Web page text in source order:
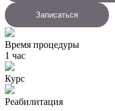
Записаться
Время процедуры
1 час
Курс
Реабилитация